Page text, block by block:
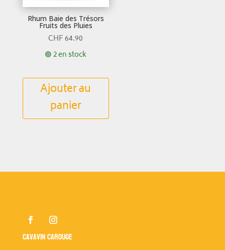
Rhum Baie des Trésors
Fruits des Pluies
CHF64.90
🟢 2 en stock
Ajouter au
panier
Cavavin Carouge